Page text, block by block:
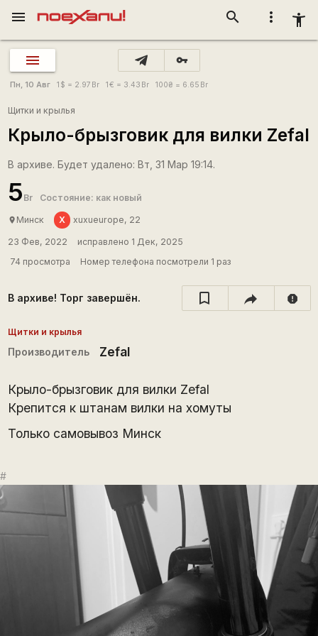
more_vert accessibility_new
search
menu
vpn_key
Пн, 10 Авг 1 $ = 2.97 Br 1€ = 3.43 Br 100₴ = 6.65 Br
Щитки и крылья
Крыло-брызговик для вилки Zefal
В архиве. Будет удалено: Вт, 31 Мар 19:14.
5 Br Состояние: как новый
place Минск X xuxueurope, 22
23 Фев, 2022
исправлено 1 Дек, 2025
74 просмотра
Номер телефона посмотрели 1 раз
В архиве! Торг завершён. report
Щитки и крылья
Производитель Zefal
Крыло-брызговик для вилки Zefal
Крепится к штанам вилки на хомуты
Только самовывоз Минск
#